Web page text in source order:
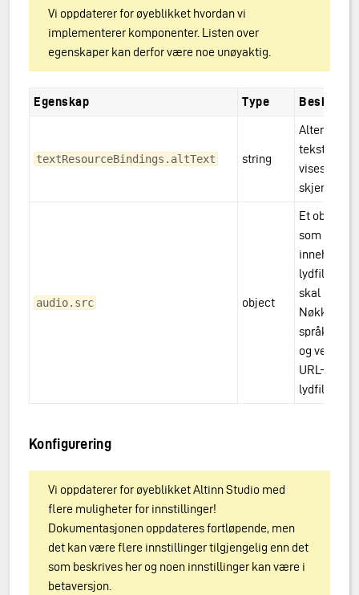
Vi oppdaterer for øyeblikket hvordan vi
implementerer komponenter. Listen over
egenskaper kan derfor være noe unøyaktig.
Egenskap Type
textResourceBindings.altText string
Alternativ
tekst som
vises for
audio.src object
Et objekt
som
inneholder
lydfilene
skal spilles.
Nøkkelen
og verdien
URL-en til
lydfilen.
Konfigurering
Vi oppdaterer for øyeblikket Altinn Studio med
flere muligheter for innstillinger!
Dokumentasjonen oppdateres fortløpende, men
det kan være flere innstillinger tilgjengelig enn det
som beskrives her og noen innstillinger kan være i
betaversjon.